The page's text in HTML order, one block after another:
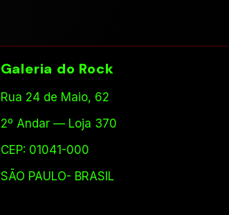
Galeria do Rock
Rua 24 de Maio, 62
2º Andar — Loja 370
CEP: 01041-000
SÃO PAULO- BRASIL